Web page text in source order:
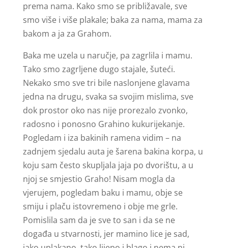
prema nama. Kako smo se približavale, sve
smo više i više plakale; baka za nama, mama za
bakom a ja za Grahom.
Baka me uzela u naručje, pa zagrlila i mamu.
Tako smo zagrljene dugo stajale, šuteći.
Nekako smo sve tri bile naslonjene glavama
jedna na drugu, svaka sa svojim mislima, sve
dok prostor oko nas nije prorezalo zvonko,
radosno i ponosno Grahino kukurijekanje.
Pogledam i iza bakinih ramena vidim – na
zadnjem sjedalu auta je šarena bakina korpa, u
koju sam često skupljala jaja po dvorištu, a u
njoj se smjestio Graho! Nisam mogla da
vjerujem, pogledam baku i mamu, obje se
smiju i plaču istovremeno i obje me grle.
Pomislila sam da je sve to san i da se ne
događa u stvarnosti, jer mamino lice je sad,